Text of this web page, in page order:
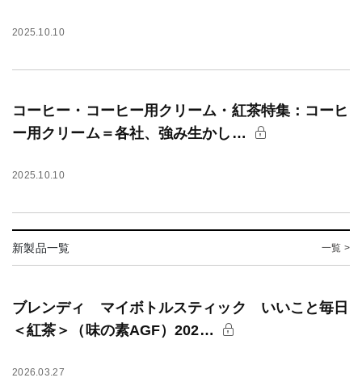
2025.10.10
コーヒー・コーヒー用クリーム・紅茶特集：コーヒ
ー用クリーム＝各社、強み生かし…
2025.10.10
新製品一覧 一覧 >
ブレンディ マイボトルスティック いいこと毎日
＜紅茶＞（味の素AGF）202…
2026.03.27